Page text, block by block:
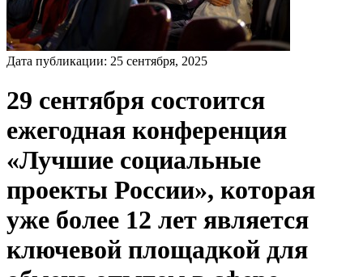
Дата публикации: 25 сентября, 2025
29 сентября состоится
ежегодная конференция
«Лучшие социальные
проекты России», которая
уже более 12 лет является
ключевой площадкой для